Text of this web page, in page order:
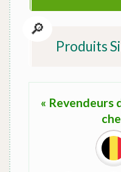
Produits
« Revendeurs